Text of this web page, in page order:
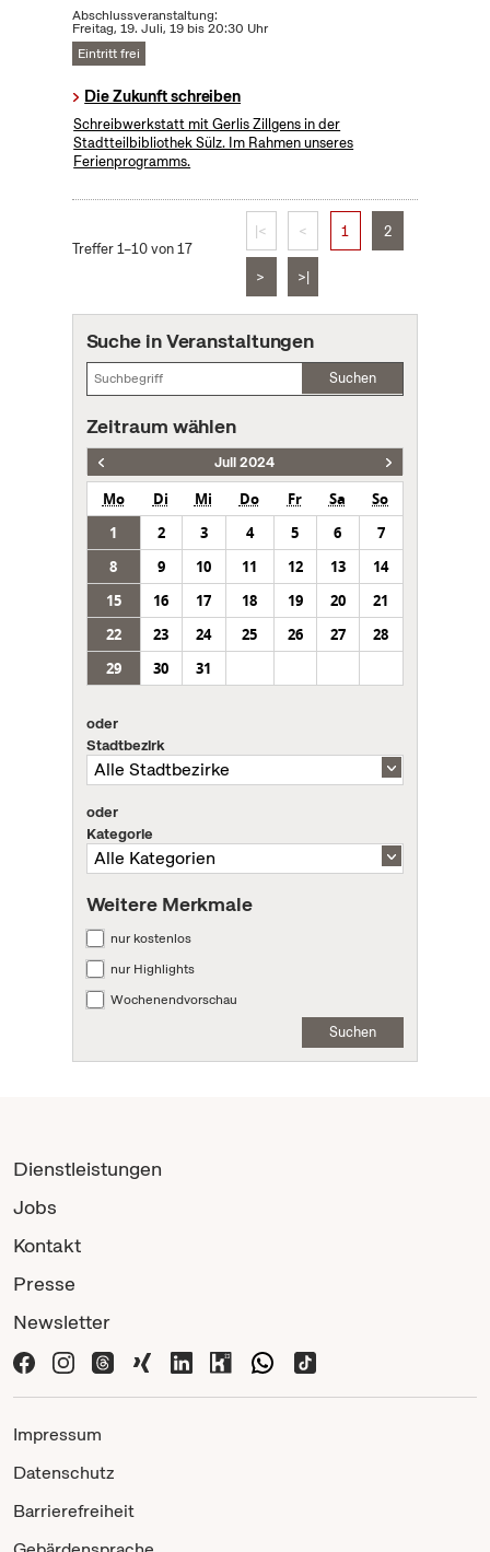
Abschlussveranstaltung:
Freitag, 19. Juli, 19 bis 20:30 Uhr
Eintritt frei
​Die Zukunft schreiben
Schreibwerkstatt mit Gerlis Zillgens in der
Stadtteilbibliothek Sülz. Im Rahmen unseres
Ferienprogramms.
Treffer 1–10 von 17
|< < 1 2
> >|
Suche in Veranstaltungen
Suchen
Zeitraum wählen
Juli 2024
Mo Di Mi Do Fr Sa
So
1
2 3 4 5 6
7
8
9 10 11 12 13
14
15
16 17 18 19 20
21
22
23 24 25 26 27
28
29
30 31
oder
Stadtbezirk
oder
Kategorie
Weitere Merkmale
nur kostenlos
nur Highlights
Wochenendvorschau
Suchen
Dienstleistungen
Jobs
Kontakt
Presse
Newsletter
Impressum
Datenschutz
Barrierefreiheit